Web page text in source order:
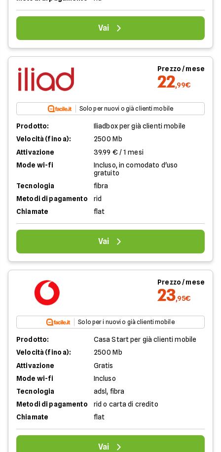
Vai
Prezzo / mese
22,99€
Solo per nuovi o già clienti mobile
Prodotto:
Iliadbox per già clienti mobile
Velocità (fino a):
2500 Mb
Attivazione
39.99 € / 1 mesi
Mode wi-fi
Incluso, in comodato d'uso
gratuito
Tecnologia
fibra
Metodi di pagamento
rid
Chiamate
flat
Vai
Prezzo / mese
23,95€
Solo per i nuovi o già clienti mobile
Prodotto:
Casa Start per già clienti mobile
Velocità (fino a):
2500 Mb
Attivazione
Gratis
Mode wi-fi
Incluso
Tecnologia
adsl, fibra
Metodi di pagamento
rid o carta di credito
Chiamate
flat
Vai